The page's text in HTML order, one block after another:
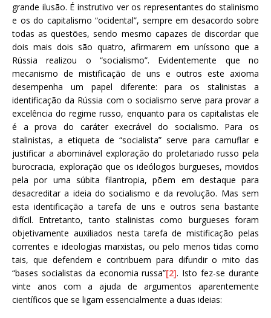
grande ilusão. É instrutivo ver os representantes do stalinismo
e os do capitalismo “ocidental”, sempre em desacordo sobre
todas as questões, sendo mesmo capazes de discordar que
dois mais dois são quatro, afirmarem em uníssono que a
Rússia realizou o “socialismo”. Evidentemente que no
mecanismo de mistificação de uns e outros este axioma
desempenha um papel diferente: para os stalinistas a
identificação da Rússia com o socialismo serve para provar a
excelência do regime russo, enquanto para os capitalistas ele
é a prova do caráter execrável do socialismo. Para os
stalinistas, a etiqueta de “socialista” serve para camuflar e
justificar a abominável exploração do proletariado russo pela
burocracia, exploração que os ideólogos burgueses, movidos
pela por uma súbita filantropia, põem em destaque para
desacreditar a ideia do socialismo e da revolução. Mas sem
esta identificação a tarefa de uns e outros seria bastante
difícil. Entretanto, tanto stalinistas como burgueses foram
objetivamente auxiliados nesta tarefa de mistificação pelas
correntes e ideologias marxistas, ou pelo menos tidas como
tais, que defendem e contribuem para difundir o mito das
“bases socialistas da economia russa”[2]. Isto fez-se durante
vinte anos com a ajuda de argumentos aparentemente
científicos que se ligam essencialmente a duas ideias: